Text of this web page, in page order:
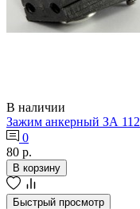
В наличии
Зажим анкерный ЗА 112
0
80 р.
В корзину
Быстрый просмотр